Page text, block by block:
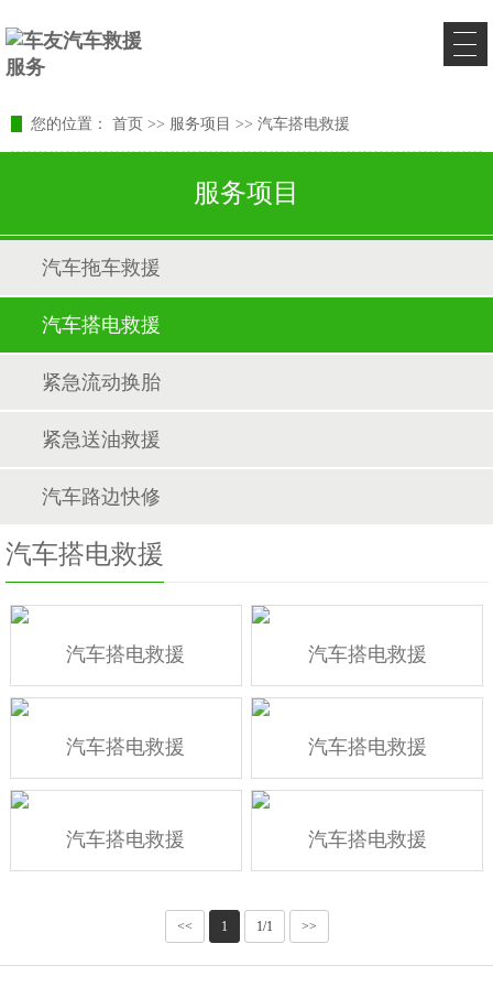
您的位置： 首页 >> 服务项目 >> 汽车搭电救援
服务项目
汽车拖车救援
汽车搭电救援
紧急流动换胎
紧急送油救援
汽车路边快修
汽车搭电救援
汽车搭电救援 汽车搭电救援
汽车搭电救援 汽车搭电救援
汽车搭电救援 汽车搭电救援
<< 1 1/1 >>